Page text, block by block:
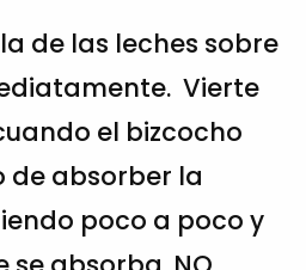
de las leches sobre
Vierte
el bizcocho
absorber la
poco a poco y